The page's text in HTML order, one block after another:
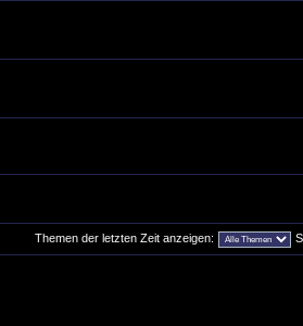
Themen der letzten Zeit anzeigen: